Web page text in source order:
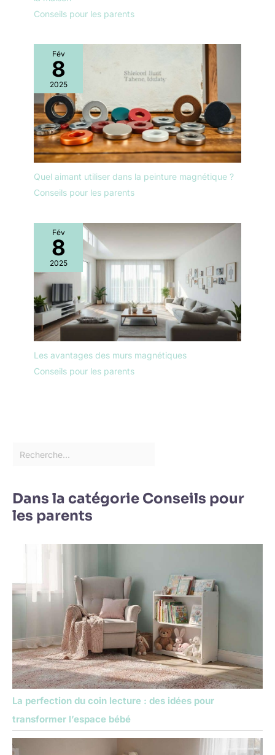
Conseils pour les parents
Fév
8
2025
Quel aimant utiliser dans la peinture magnétique ?
Conseils pour les parents
Fév
8
2025
Les avantages des murs magnétiques
Conseils pour les parents
Dans la catégorie Conseils pour
les parents
La perfection du coin lecture : des idées pour
transformer l’espace bébé